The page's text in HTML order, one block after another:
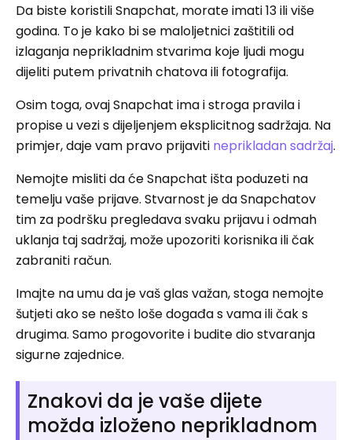
Da biste koristili Snapchat, morate imati 13 ili više
godina. To je kako bi se maloljetnici zaštitili od
izlaganja neprikladnim stvarima koje ljudi mogu
dijeliti putem privatnih chatova ili fotografija.
Osim toga, ovaj Snapchat ima i stroga pravila i
propise u vezi s dijeljenjem eksplicitnog sadržaja. Na
primjer, daje vam pravo prijaviti neprikladan sadržaj.
Nemojte misliti da će Snapchat išta poduzeti na
temelju vaše prijave. Stvarnost je da Snapchatov
tim za podršku pregledava svaku prijavu i odmah
uklanja taj sadržaj, može upozoriti korisnika ili čak
zabraniti račun.
Imajte na umu da je vaš glas važan, stoga nemojte
šutjeti ako se nešto loše događa s vama ili čak s
drugima. Samo progovorite i budite dio stvaranja
sigurne zajednice.
Znakovi da je vaše dijete
možda izloženo neprikladnom